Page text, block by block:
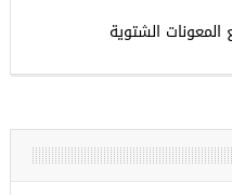
المعونات الشتوية